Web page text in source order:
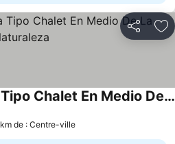
Partager
Acogedora Cabaña Tipo Chalet En Medio De La Naturaleza
de : Centre-ville